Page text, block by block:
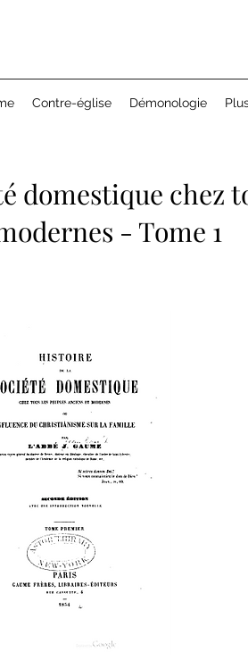
Contre-église Démonologie
domestique chez
- Tome 1